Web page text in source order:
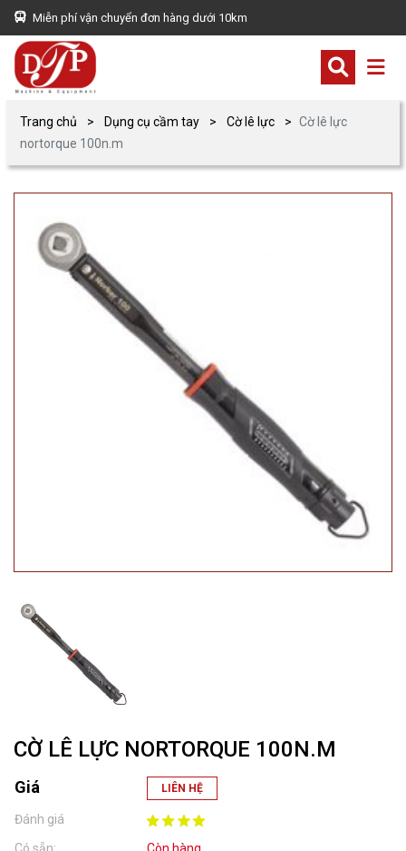
Miễn phí vận chuyển đơn hàng dưới 10km
Trang chủ Dụng cụ cầm tay Cờ lê lực
Cờ lê lực
nortorque 100n.m
CỜ LÊ LỰC NORTORQUE 100N.M
Giá LIÊN HỆ
Đánh giá